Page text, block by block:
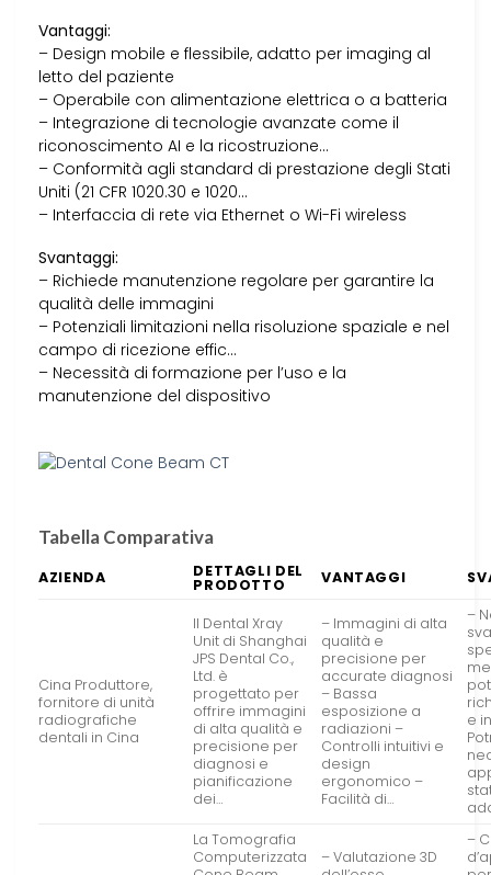
Vantaggi:
– Design mobile e flessibile, adatto per imaging al
letto del paziente
– Operabile con alimentazione elettrica o a batteria
– Integrazione di tecnologie avanzate come il
riconoscimento AI e la ricostruzione…
– Conformità agli standard di prestazione degli Stati
Uniti (21 CFR 1020.30 e 1020…
– Interfaccia di rete via Ethernet o Wi-Fi wireless
Svantaggi:
– Richiede manutenzione regolare per garantire la
qualità delle immagini
– Potenziali limitazioni nella risoluzione spaziale e nel
campo di ricezione effic…
– Necessità di formazione per l’uso e la
manutenzione del dispositivo
Tabella Comparativa
AZIENDA DETTAGLI DEL
PRODOTTO VANTAGGI
Cina Produttore,
fornitore di unità
radiografiche
dentali in Cina
Il Dental Xray
Unit di Shanghai
JPS Dental Co.,
Ltd. è
progettato per
offrire immagini
di alta qualità e
precisione per
diagnosi e
pianificazione
dei…
– Immagini di alta
qualità e
precisione per
accurate diagnosi
– Bassa
esposizione a
radiazioni –
Controlli intuitivi e
design
ergonomico –
Facilità di…
–
e
La Tomografia
Computerizzata
– Valutazione 3D
–